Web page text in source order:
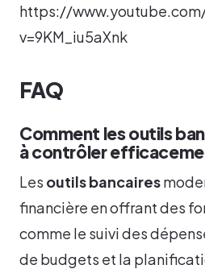
https://
v=9KM_iu5aXnk
FAQ
Comment les outils
à contrôler
Les outils bancaires
financière en offrant des
comme le suivi des
de budgets et la